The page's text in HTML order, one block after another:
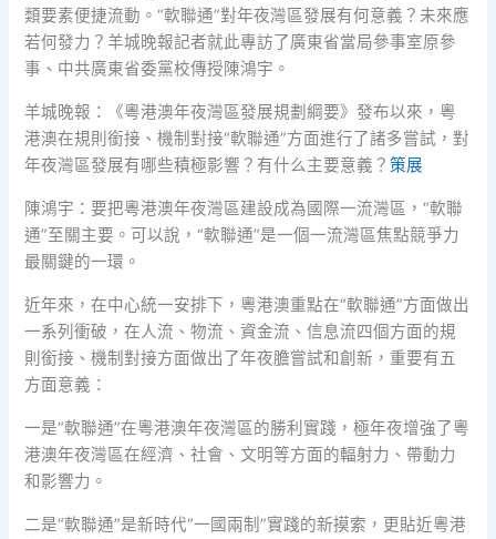
類要素便捷流動。“軟聯通”對年夜灣區發展有何意義？未來應
若何發力？羊城晚報記者就此專訪了廣東省當局參事室原參
事、中共廣東省委黨校傳授陳鴻宇。
羊城晚報：《粵港澳年夜灣區發展規劃綱要》發布以來，粵
港澳在規則銜接、機制對接“軟聯通”方面進行了諸多嘗試，對
年夜灣區發展有哪些積極影響？有什么主要意義？策展
陳鴻宇：要把粵港澳年夜灣區建設成為國際一流灣區，“軟聯
通”至關主要。可以說，“軟聯通”是一個一流灣區焦點競爭力
最關鍵的一環。
近年來，在中心統一安排下，粵港澳重點在“軟聯通”方面做出
一系列衝破，在人流、物流、資金流、信息流四個方面的規
則銜接、機制對接方面做出了年夜膽嘗試和創新，重要有五
方面意義：
一是“軟聯通”在粵港澳年夜灣區的勝利實踐，極年夜增強了粵
港澳年夜灣區在經濟、社會、文明等方面的輻射力、帶動力
和影響力。
二是“軟聯通”是新時代“一國兩制”實踐的新摸索，更貼近粵港